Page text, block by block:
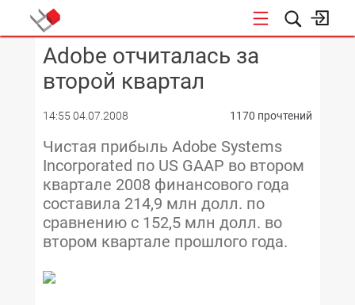
КОНФЕРЕНЦИИ
Adobe отчиталась за
второй квартал
14:55 04.07.2008 1170 прочтений
Чистая прибыль Adobe Systems
Incorporated по US GAAP во втором
квартале 2008 финансового года
составила 214,9 млн долл. по
сравнению с 152,5 млн долл. во
втором квартале прошлого года.